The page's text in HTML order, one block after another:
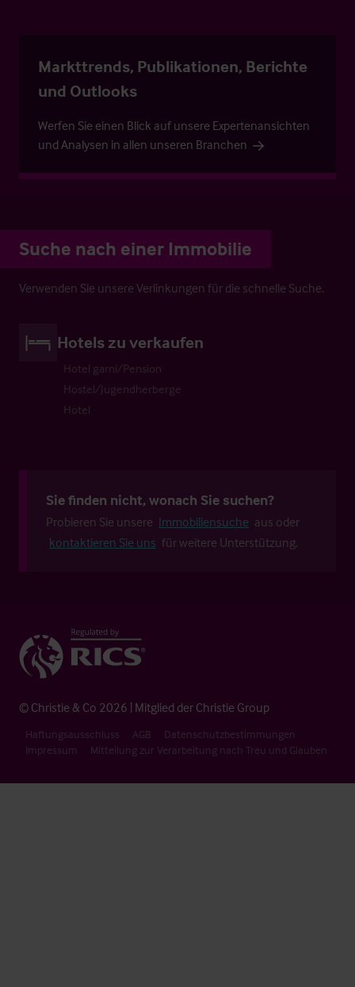
Markttrends, Publikationen, Berichte
und Outlooks
Werfen Sie einen Blick auf unsere Expertenansichten
und Analysen in allen unseren Branchen
Suche nach einer Immobilie
Verwenden Sie unsere Verlinkungen für die schnelle Suche.
Hotels zu verkaufen
Hotel garni/Pension
Hostel/Jugendherberge
Hotel
Sie finden nicht, wonach Sie suchen?
Probieren Sie unsere Immobiliensuche aus oder
kontaktieren Sie uns für weitere Unterstützung.
© Christie & Co 2026 | Mitglied der Christie Group
Haftungsausschluss AGB
Datenschutzbestimmungen
Impressum
Mitteilung zur Verarbeitung nach Treu und Glauben